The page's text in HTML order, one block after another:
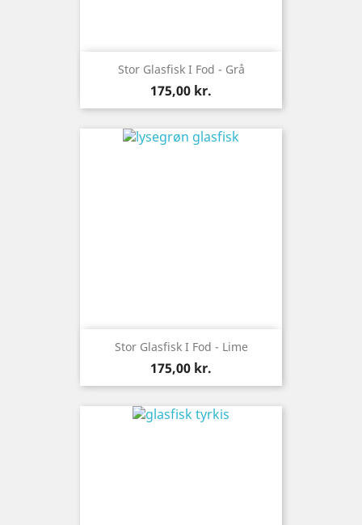
Stor Glasfisk I Fod - Grå
Pris
175,00 kr.
Stor Glasfisk I Fod - Lime
Pris
175,00 kr.